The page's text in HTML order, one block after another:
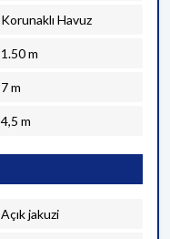
Korunaklı Havuz
1.50 m
7 m
4,5 m
Açık jakuzi